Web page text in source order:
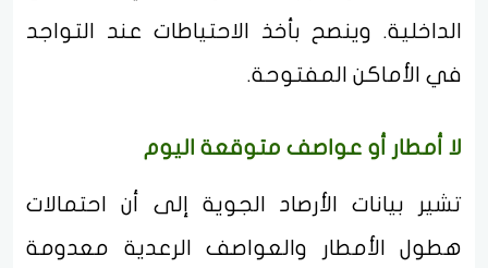
الداخلية. وينصح بأخذ الاحتياطات عند التواجد
في الأماكن المفتوحة.
لا أمطار أو عواصف متوقعة اليوم
تشير بيانات الأرصاد الجوية إلى أن احتمالات
هطول الأمطار والعواصف الرعدية معدومة